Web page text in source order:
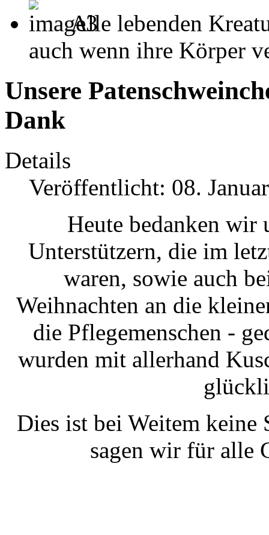
Alle lebenden
auch wenn ihre Körper
Unsere
Dank
Details
Veröffentlicht: 08.
Heute bedanken wir
Unterstützern, die im
waren, sowie auch
Weihnachten an die
die Pflegemenschen -
wurden mit allerhand
Dies ist bei Weitem keine
sagen wir für alle